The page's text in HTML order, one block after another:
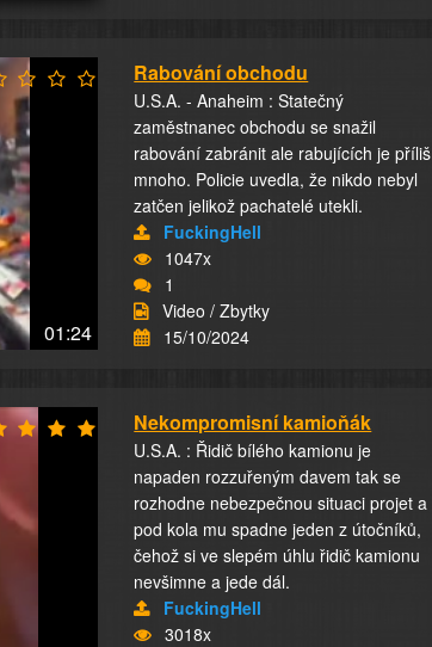
01:24
Rabování obchodu
U.S.A. - Anaheim : Statečný
zaměstnanec obchodu se snažil
rabování zabránit ale rabujících je příliš
mnoho. Policie uvedla, že nikdo nebyl
zatčen jelikož pachatelé utekli.
FuckingHell
1047x
1
Video / Zbytky
15/10/2024
Nekompromisní kamioňák
U.S.A. : Řidič bílého kamionu je
napaden rozzuřeným davem tak se
rozhodne nebezpečnou situaci projet a
pod kola mu spadne jeden z útočníků,
čehož si ve slepém úhlu řidič kamionu
nevšimne a jede dál.
FuckingHell
3018x